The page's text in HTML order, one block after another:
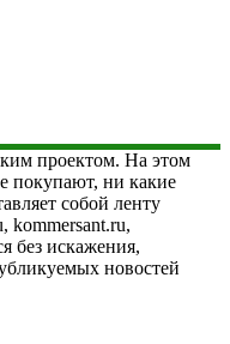
проектом. На этом
покупают, ни какие
собой ленту
kommersant.ru,
без искажения,
новостей